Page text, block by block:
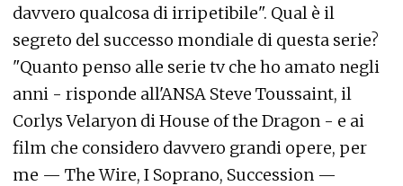
davvero qualcosa di irripetibile". Qual è il
segreto del successo mondiale di questa serie?
"Quanto penso alle serie tv che ho amato negli
anni - risponde all'ANSA Steve Toussaint, il
Corlys Velaryon di House of the Dragon - e ai
film che considero davvero grandi opere, per
me — The Wire, I Soprano, Succession —